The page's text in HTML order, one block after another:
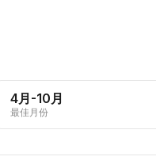
4月-10月
最佳月份